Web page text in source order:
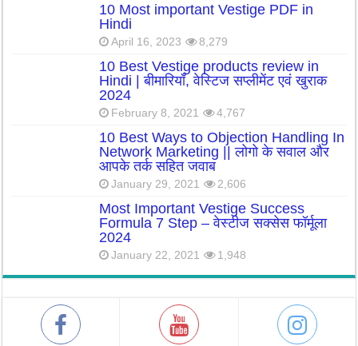
10 Most important Vestige PDF in
Hindi
April 16, 2023 8,279
10 Best Vestige products review in
Hindi | बीमारियाँ, वेस्टिज सप्लीमेंट एवं खुराक
2024
February 8, 2021 4,767
10 Best Ways to Objection Handling In
Network Marketing || लोगो के सवाल और
आपके तर्क सहित जवाब
January 29, 2021 2,606
Most Important Vestige Success
Formula 7 Step – वेस्टीज सक्सेस फॉर्मूला
2024
January 22, 2021 1,948